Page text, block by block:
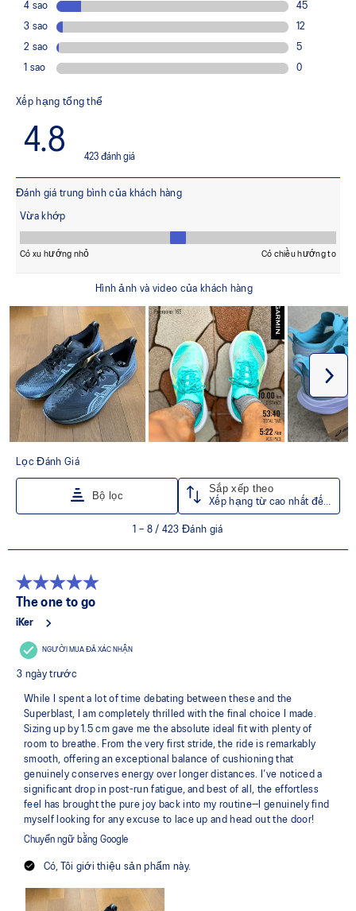
Cao su độc quyền của ASICS mang lại độ bám tiên tiến trên
nhiều loại địa hình khác nhau, giúp tăng độ ổn định và kiểm
Ít nhất 50% phần thân giày chính được làm từ vật liệu
tái chế, giúp giảm thiểu rác thải và lượng khí thải
carbon ra môi trường.
dung dịch, giúp giảm lượng nước sử dụng khoảng 33%
và lượng khí thải carbon khoảng 45% so với công nghệ
nhuộm truyền thống.